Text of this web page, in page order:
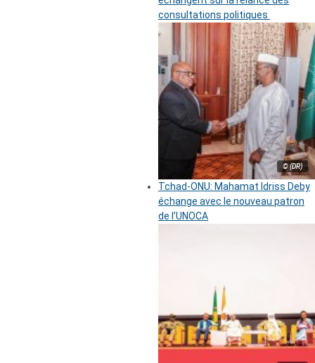
consultations politiques
© (DR)
Tchad-ONU: Mahamat Idriss Deby
échange avec le nouveau patron
de l’UNOCA